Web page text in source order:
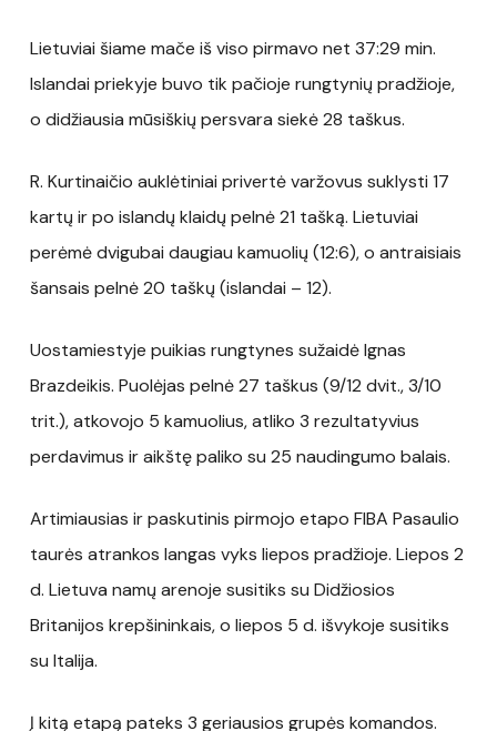
Lietuviai šiame mače iš viso pirmavo net 37:29 min.
Islandai priekyje buvo tik pačioje rungtynių pradžioje,
o didžiausia mūsiškių persvara siekė 28 taškus.
R. Kurtinaičio auklėtiniai privertė varžovus suklysti 17
kartų ir po islandų klaidų pelnė 21 tašką. Lietuviai
perėmė dvigubai daugiau kamuolių (12:6), o antraisiais
šansais pelnė 20 taškų (islandai – 12).
Uostamiestyje puikias rungtynes sužaidė Ignas
Brazdeikis. Puolėjas pelnė 27 taškus (9/12 dvit., 3/10
trit.), atkovojo 5 kamuolius, atliko 3 rezultatyvius
perdavimus ir aikštę paliko su 25 naudingumo balais.
Artimiausias ir paskutinis pirmojo etapo FIBA Pasaulio
taurės atrankos langas vyks liepos pradžioje. Liepos 2
d. Lietuva namų arenoje susitiks su Didžiosios
Britanijos krepšininkais, o liepos 5 d. išvykoje susitiks
su Italija.
Į kitą etapą pateks 3 geriausios grupės komandos.